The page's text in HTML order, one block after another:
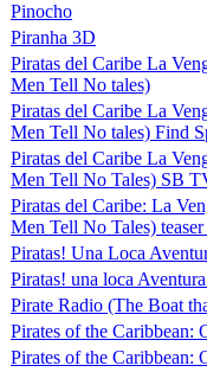
Pinocho
Piranha 3D
Piratas del Caribe La
Men Tell No tales)
Piratas del Caribe La
Men Tell No tales) Find
Piratas del Caribe La
Men Tell No Tales) SB
Piratas del Caribe: La
Men Tell No Tales)
Piratas! Una Loca
Piratas! una loca
Pirate Radio (The Boat
Pirates of the Caribbean:
Pirates of the Caribbean: